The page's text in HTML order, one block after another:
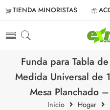
TIENDA MINORISTAS
Funda para Tabla
Medida Universal de
Mesa Planchado
Inicio Hogar